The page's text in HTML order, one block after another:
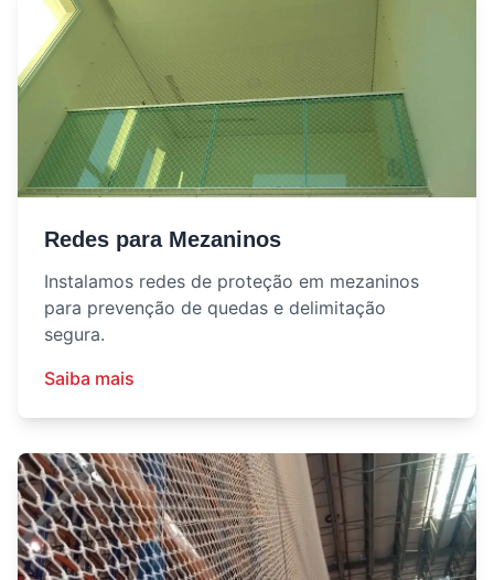
Redes para Mezaninos
Instalamos redes de proteção em mezaninos
para prevenção de quedas e delimitação
segura.
Saiba mais